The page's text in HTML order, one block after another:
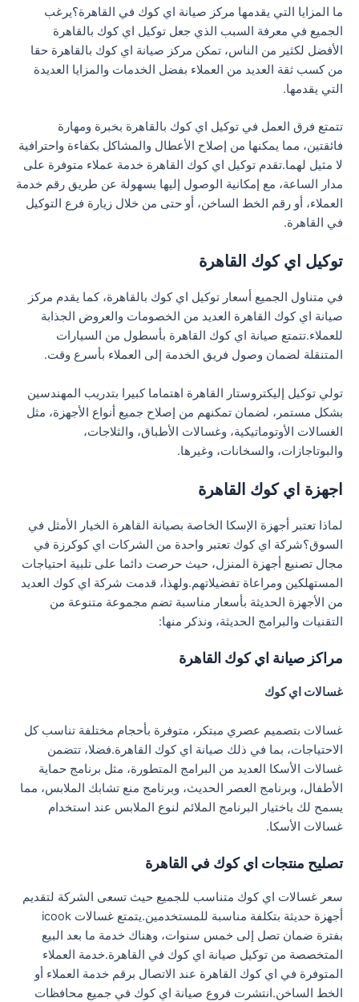
ما المزايا التي يقدمها مركز صيانة اي كوك في القاهرة؟يرغب
الجميع في معرفة السبب الذي جعل توكيل اي كوك بالقاهرة
الأفضل لكثير من الناس، تمكن مركز صيانة اي كوك بالقاهرة حقا
من كسب ثقة العديد من العملاء بفضل الخدمات والمزايا العديدة
التي يقدمها.
تتمتع فرق العمل في توكيل اي كوك بالقاهرة بخبرة ومهارة
فائقتين، مما يمكنها من إصلاح الأعطال والمشاكل بكفاءة واحترافية
لا مثيل لهما.تقدم توكيل اي كوك القاهرة خدمة عملاء متوفرة على
مدار الساعة، مع إمكانية الوصول إليها بسهولة عن طريق رقم خدمة
العملاء، أو رقم الخط الساخن، أو حتى من خلال زيارة فرع التوكيل
في القاهرة.
توكيل اي كوك القاهرة
في متناول الجميع أسعار توكيل اي كوك بالقاهرة، كما يقدم مركز
صيانة اي كوك القاهرة العديد من الخصومات والعروض الجذابة
للعملاء.تتمتع صيانة اي كوك القاهرة بأسطول من السيارات
المتنقلة لضمان وصول فريق الخدمة إلى العملاء بأسرع وقت.
تولي توكيل إليكتروستار القاهرة اهتماما كبيرا بتدريب المهندسين
بشكل مستمر، لضمان تمكنهم من إصلاح جميع أنواع الأجهزة، مثل
الغسالات الأوتوماتيكية، وغسالات الأطباق، والثلاجات،
والبوتاجازات، والسخانات، وغيرها.
اجهزة اي كوك القاهرة
لماذا تعتبر أجهزة الإسكا الخاصة بصيانة القاهرة الخيار الأمثل في
السوق؟شركة اي كوك تعتبر واحدة من الشركات اي كوكرزة في
مجال تصنيع أجهزة المنزل، حيث حرصت دائما على تلبية احتياجات
المستهلكين ومراعاة تفضيلاتهم.ولهذا، قدمت شركة اي كوك العديد
من الأجهزة الحديثة بأسعار مناسبة تضم مجموعة متنوعة من
التقنيات والبرامج الحديثة، ونذكر منها:
مراكز صيانة اي كوك القاهرة
غسالات اي كوك
غسالات بتصميم عصري مبتكر، متوفرة بأحجام مختلفة تناسب كل
الاحتياجات، بما في ذلك صيانة اي كوك القاهرة.فضلا، تتضمن
غسالات الأسكا العديد من البرامج المتطورة، مثل برنامج حماية
الأطفال، وبرنامج العصر الحديث، وبرنامج منع تشابك الملابس، مما
يسمح لك باختيار البرنامج الملائم لنوع الملابس عند استخدام
غسالات الأسكا.
تصليح منتجات اي كوك في القاهرة
سعر غسالات اي كوك متناسب للجميع حيث تسعى الشركة لتقديم
أجهزة حديثة بتكلفة مناسبة للمستخدمين.يتمتع غسالات icook
بفترة ضمان تصل إلى خمس سنوات، وهناك خدمة ما بعد البيع
المتخصصة من توكيل صيانة اي كوك في القاهرة.خدمة العملاء
المتوفرة في اي كوك القاهرة عند الاتصال برقم خدمة العملاء أو
الخط الساخن.انتشرت فروع صيانة اي كوك في جميع محافظات